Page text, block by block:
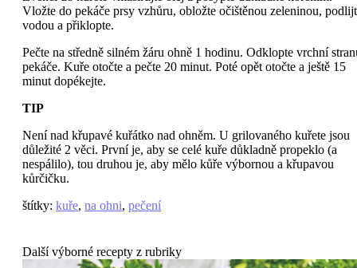
Vložte do pekáče prsy vzhůru, obložte očištěnou zeleninou,
vodou a přiklopte.
Pečte na středně silném žáru ohně 1 hodinu. Odklopte vrchní
pekáče. Kuře otočte a pečte 20 minut. Poté opět otočte a ještě 15
minut dopékejte.
TIP
Není nad křupavé kuřátko nad ohněm. U grilovaného kuřete jsou
důležité 2 věci. První je, aby se celé kuře důkladně propeklo (a
nespálilo), tou druhou je, aby mělo kůře výbornou a křupavou
kůrčičku.
štítky: kuře, na ohni, pečení
Další výborné recepty z rubriky